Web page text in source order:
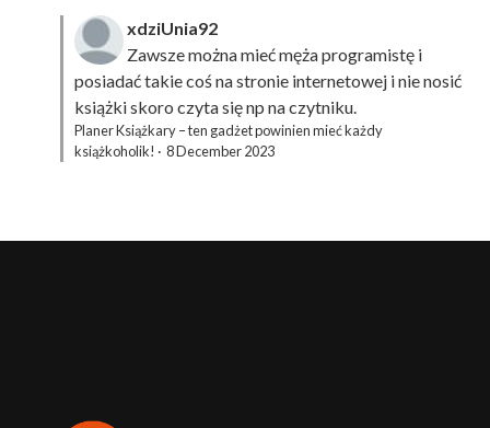
xdziUnia92
Zawsze można mieć męża programistę i
posiadać takie coś na stronie internetowej i nie nosić
książki skoro czyta się np na czytniku.
Planer Książkary – ten gadżet powinien mieć każdy
książkoholik! · 8 December 2023